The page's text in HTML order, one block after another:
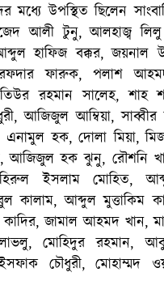
মধ্যে উপস্থিত ছিলেন
আলী টুনু, আলহাজ্ব লিলু
হাফিজ বক্কর, জয়নাল
ফারুক, পলাশ
রহমান সালেহ, শাহ
আজিজুল আম্বিয়া, সাব্বীর
হক, দোলা মিয়া,
আজিজুল হক ঝুনু, রৌশনি
ইসলাম মোহিত,
কালাম, আব্দুল মুত্তাকিম
জামাল আহমদ খান,
মোহিদুর রহমান,
চৌধুরী, মোহাম্মদ